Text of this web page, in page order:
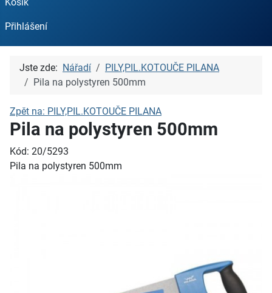
Přihlášení
Jste zde: Nářadí
PILY,PIL.KOTOUČE PILANA
Pila na polystyren 500mm
Zpět na: PILY,PIL.KOTOUČE PILANA
Pila na polystyren 500mm
Kód: 20/5293
Pila na polystyren 500mm